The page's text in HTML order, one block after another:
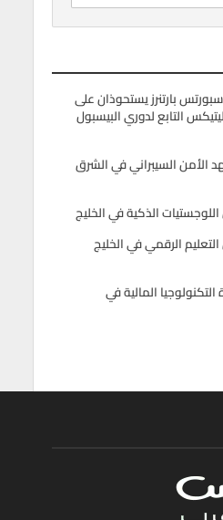
بارتنرز يستحوذان على
التابع لدوري البيسبول
الأمن السيبراني في الشرق
الرقمي في الخليج
المالية في